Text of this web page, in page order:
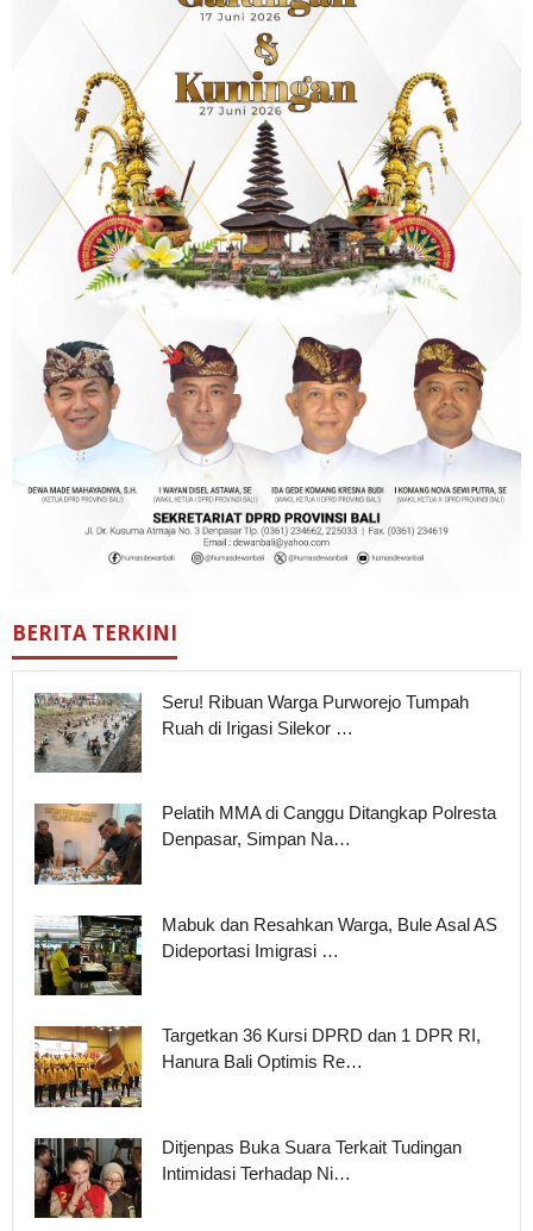
BERITA TERKINI
Seru! Ribuan Warga Purworejo Tumpah
Ruah di Irigasi Silekor …
Pelatih MMA di Canggu Ditangkap Polresta
Denpasar, Simpan Na…
Mabuk dan Resahkan Warga, Bule Asal AS
Dideportasi Imigrasi …
Targetkan 36 Kursi DPRD dan 1 DPR RI,
Hanura Bali Optimis Re…
Ditjenpas Buka Suara Terkait Tudingan
Intimidasi Terhadap Ni…